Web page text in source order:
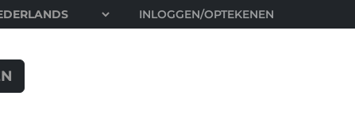
INLOGGEN/OPTEKENEN